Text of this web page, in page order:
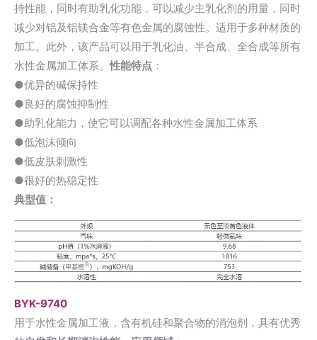
持性能，同时有助乳化功能，可以减少主乳化剂的用量，同时
减少对铝及铝镁合金等有色金属的腐蚀性。适用于多种材质的
加工。此外，该产品可以用于乳化油、半合成、全合成等所有
水性金属加工体系。性能特点 ：
●优异的碱保持性
●良好的腐蚀抑制性
●助乳化能力，使它可以调配各种水性金属加工体系
●低泡沫倾向
●低皮肤刺激性
●很好的热稳定性
典型值：
BYK-9740
用于水性金属加工液，含有机硅和聚合物的消泡剂，具有优秀